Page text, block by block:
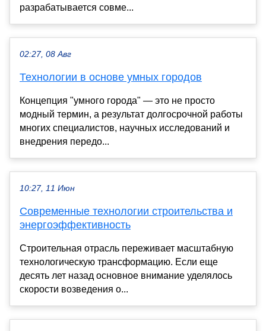
разрабатывается совме...
02:27, 08 Авг
Технологии в основе умных городов
Концепция "умного города" — это не просто
модный термин, а результат долгосрочной работы
многих специалистов, научных исследований и
внедрения передо...
10:27, 11 Июн
Современные технологии строительства и
энергоэффективность
Строительная отрасль переживает масштабную
технологическую трансформацию. Если еще
десять лет назад основное внимание уделялось
скорости возведения о...